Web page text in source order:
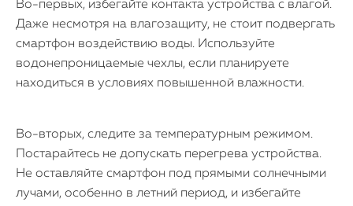
Во-первых, избегайте контакта устройства с влагой.
Даже несмотря на влагозащиту, не стоит подвергать
смартфон воздействию воды. Используйте
водонепроницаемые чехлы, если планируете
находиться в условиях повышенной влажности.
Во-вторых, следите за температурным режимом.
Постарайтесь не допускать перегрева устройства.
Не оставляйте смартфон под прямыми солнечными
лучами, особенно в летний период, и избегайте